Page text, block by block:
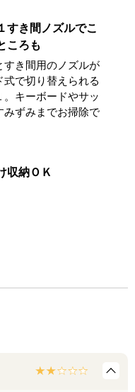
すき間ノズルでこ
ころも
すき間用のノズルが
式で切り替えられる
。キーボードやサッ
みずみまでお掃除で
収納ＯＫ